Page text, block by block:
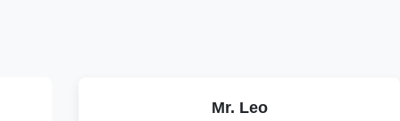
Mr. Leo